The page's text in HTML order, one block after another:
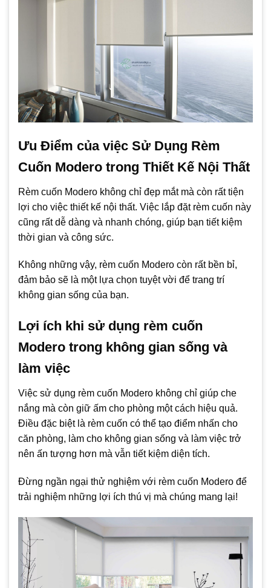
Ưu Điểm của việc Sử Dụng Rèm
Cuốn Modero trong Thiết Kế Nội Thất
Rèm cuốn Modero không chỉ đẹp mắt mà còn rất tiện
lợi cho việc thiết kế nội thất. Việc lắp đặt rèm cuốn này
cũng rất dễ dàng và nhanh chóng, giúp bạn tiết kiệm
thời gian và công sức.
Không những vậy, rèm cuốn Modero còn rất bền bỉ,
đảm bảo sẽ là một lựa chọn tuyệt vời để trang trí
không gian sống của bạn.
Lợi ích khi sử dụng rèm cuốn
Modero trong không gian sống và
làm việc
Việc sử dụng rèm cuốn Modero không chỉ giúp che
nắng mà còn giữ ấm cho phòng một cách hiệu quả.
Điều đặc biệt là rèm cuốn có thể tạo điểm nhấn cho
căn phòng, làm cho không gian sống và làm việc trở
nên ấn tượng hơn mà vẫn tiết kiệm diện tích.
Đừng ngần ngại thử nghiệm với rèm cuốn Modero để
trải nghiệm những lợi ích thú vị mà chúng mang lại!